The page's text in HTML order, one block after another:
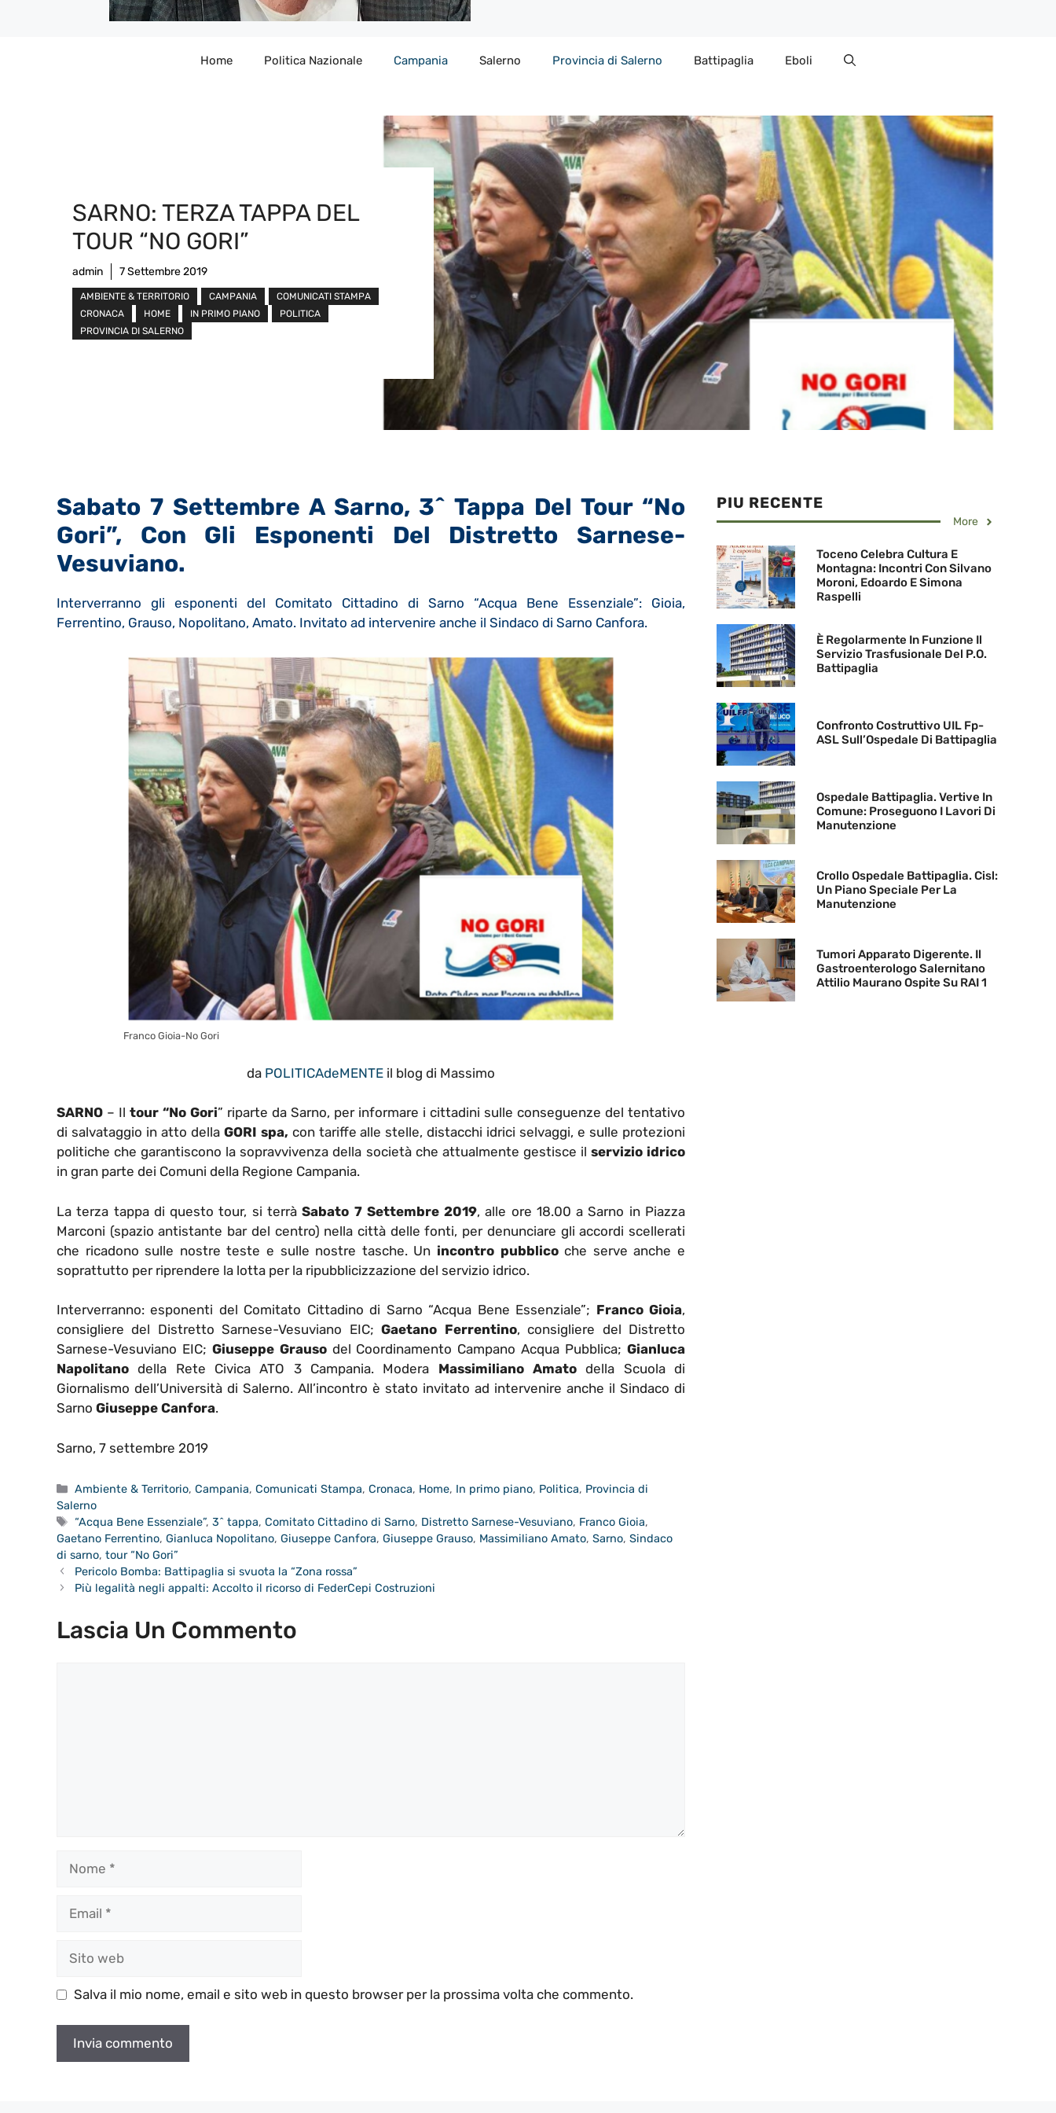
Home Politica Nazionale Campania Salerno Provincia di Salerno Battipaglia Eboli
SARNO: TERZA TAPPA DEL
TOUR “NO GORI”
admin 7 Settembre 2019
AMBIENTE & TERRITORIO CAMPANIA
COMUNICATI STAMPA
CRONACA
HOME IN PRIMO PIANO
POLITICA
PROVINCIA DI SALERNO
Sabato 7 Settembre A Sarno, 3^ Tappa Del Tour “No
Gori”, Con Gli Esponenti Del Distretto Sarnese-
Vesuviano.
Interverranno gli esponenti del Comitato Cittadino di Sarno “Acqua Bene Essenziale”: Gioia,
Ferrentino, Grauso, Nopolitano, Amato. Invitato ad intervenire anche il Sindaco di Sarno Canfora.
Franco Gioia-No Gori
da POLITICAdeMENTE il blog di Massimo
SARNO – Il tour “No Gori” riparte da Sarno, per informare i cittadini sulle conseguenze del tentativo
di salvataggio in atto della GORI spa, con tariffe alle stelle, distacchi idrici selvaggi, e sulle protezioni
politiche che garantiscono la sopravvivenza della società che attualmente gestisce il servizio idrico
in gran parte dei Comuni della Regione Campania.
La terza tappa di questo tour, si terràSabato 7 Settembre 2019, alle ore 18.00 a Sarno in Piazza
Marconi (spazio antistante bar del centro) nella città delle fonti, per denunciare gli accordi scellerati
che ricadono sulle nostre teste e sulle nostre tasche. Un incontro pubblicoche serve anche e
soprattutto per riprendere la lotta per la ripubblicizzazione del servizio idrico.
Interverranno: esponenti del Comitato Cittadino di Sarno “Acqua Bene Essenziale”; Franco Gioia,
consigliere del Distretto Sarnese-Vesuviano EIC;Gaetano Ferrentino, consigliere del Distretto
Sarnese-Vesuviano EIC; Giuseppe Grausodel Coordinamento Campano Acqua Pubblica;Gianluca
Napolitano della Rete Civica ATO 3 Campania. Modera Massimiliano Amato della Scuola di
Giornalismo dell’Università di Salerno. All’incontro è stato invitato ad intervenire anche il Sindaco di
Sarno Giuseppe Canfora.
Sarno, 7 settembre 2019
Categorie
Ambiente & Territorio,Campania,Comunicati Stampa,Cronaca, Home, In primo piano, Politica, Provincia di
Salerno
Tag
“Acqua Bene Essenziale”,3^ tappa,Comitato Cittadino di Sarno, Distretto Sarnese-Vesuviano, Franco Gioia,
Gaetano Ferrentino, Gianluca Nopolitano, Giuseppe Canfora, Giuseppe Grauso, Massimiliano Amato, Sarno, Sindaco
di sarno, tour “No Gori”
Pericolo Bomba: Battipaglia si svuota la “Zona rossa”
Più legalità negli appalti: Accolto il ricorso di FederCepi Costruzioni
Lascia Un Commento
Salva il mio nome, email e sito web in questo browser per la prossima volta che commento.
PIU RECENTE
More
Toceno Celebra Cultura E
Montagna: Incontri Con Silvano
Moroni, Edoardo E Simona
Raspelli
È Regolarmente In Funzione Il
Servizio Trasfusionale Del P.O.
Battipaglia
Confronto Costruttivo UIL Fp-
ASL Sull’Ospedale Di Battipaglia
Ospedale Battipaglia. Vertive In
Comune: Proseguono I Lavori Di
Manutenzione
Crollo Ospedale Battipaglia. Cisl:
Un Piano Speciale Per La
Manutenzione
Tumori Apparato Digerente. Il
Gastroenterologo Salernitano
Attilio Maurano Ospite Su RAI 1